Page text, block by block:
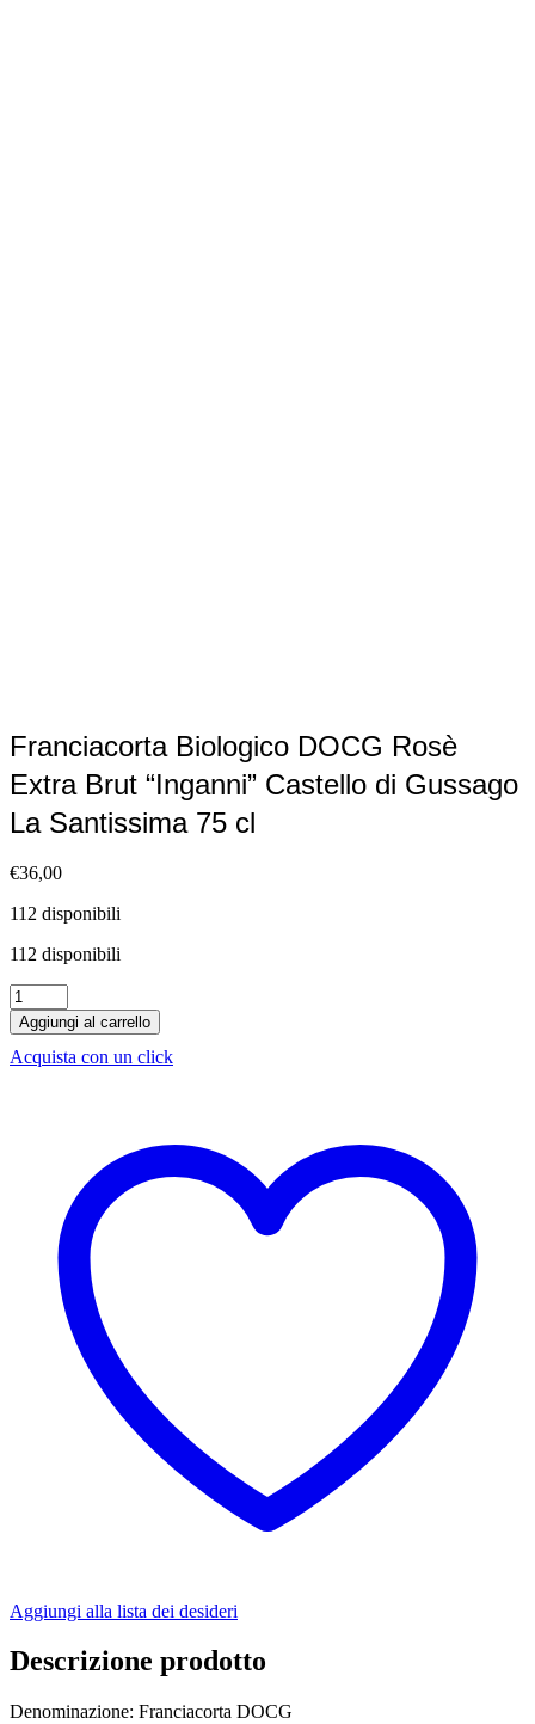
Franciacorta Biologico DOCG Rosè
Extra Brut “Inganni” Castello di Gussago
La Santissima 75 cl
€36,00
112 disponibili
112 disponibili
Franciacorta
Biologico
DOCG
Rosè
Santissima
quantità
Aggiungi al carrello
Acquista con un click
Aggiungi alla lista dei desideri
Descrizione prodotto
Denominazione: Franciacorta DOCG